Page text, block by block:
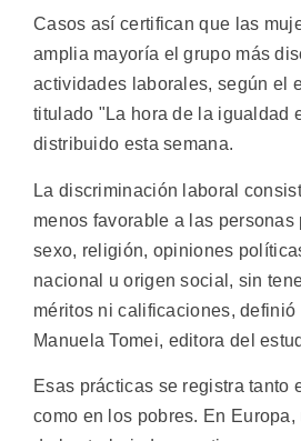
Casos así certifican que las
amplia mayoría el grupo más
actividades laborales, según el
titulado "La hora de la igualdad
distribuido esta semana.
La discriminación laboral
menos favorable a las personas
sexo, religión, opiniones
nacional u origen social, sin
méritos ni calificaciones, definió
Manuela Tomei, editora del
Esas prácticas se registra tanto
como en los pobres. En